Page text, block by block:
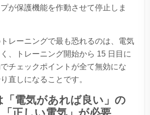
が保護機能を作動させて停止しま
レーニングで最も恐れるのは、電気
、トレーニング開始から 15 日目に
チェックポイントが全て無効にな
直しになることです。
「電気があれば良い」の